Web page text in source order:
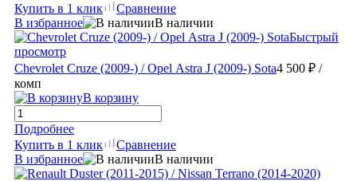
Купить в 1 клик
Сравнение
В избранное
В наличии
Быстрый
просмотр
Chevrolet Cruze (2009-) / Opel Astra J (2009-) Sota4 500 ₽ /
комп
В корзину
Подробнее
Купить в 1 клик
Сравнение
В избранное
В наличии